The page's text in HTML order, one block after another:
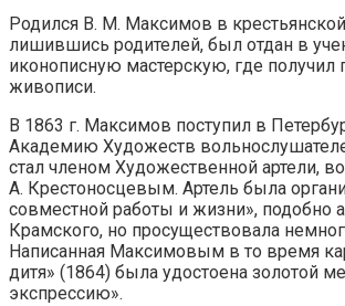
Родился В. М. Максимов в
лишившись родителей, был отдан в
иконописную мастерскую, где получил
живописи.
В 1863 г. Максимов поступил в
Академию Художеств
стал членом Художественной артели,
А. Крестоносцевым. Артель была
совместной работы и жизни», подобно
Крамского, но просуществовала
Написанная Максимовым в то время
дитя» (1864) была удостоена золотой
экспрессию».